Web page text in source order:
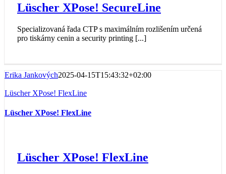
Lüscher XPose! SecureLine
Specializovaná řada CTP s maximálním rozlišením určená
pro tiskárny cenin a security printing [...]
Erika Jankových2025-04-15T15:43:32+02:00
Lüscher XPose! FlexLine
Lüscher XPose! FlexLine
Lüscher XPose! FlexLine